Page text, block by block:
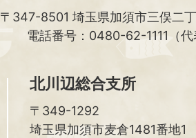
〒347-8501 埼玉県加須市三俣二
電話番号：0480-62-1111（代
北川辺総合支所
〒349-1292
埼玉県加須市麦倉1481番地1